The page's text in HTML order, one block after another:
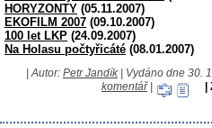
HORYZONTY (05.11.2007)
EKOFILM 2007 (09.10.2007)
100 let LKP (24.09.2007)
Na Holasu počtyřicáté (08.01.2007)
| Autor: Petr Jandík | Vydáno dne 30.
komentář|